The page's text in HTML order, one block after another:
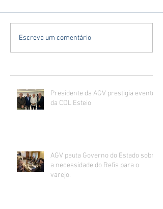
Escreva um comentário
Presidente da AGV prestigia evento
da CDL Esteio
AGV pauta Governo do Estado sobre
a necessidade do Refis para o
varejo.